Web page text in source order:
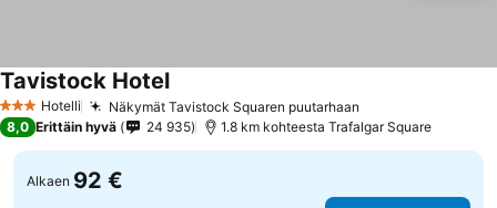
3 Tähtiluokitus
Hotelli Näkymät Tavistock Squaren puutarhaan
Tavistock HotelKatso hinnat
8,0 Erittäin hyvä 24 935 1.8 km kohteesta Trafalgar Square
Alkaen 92 €